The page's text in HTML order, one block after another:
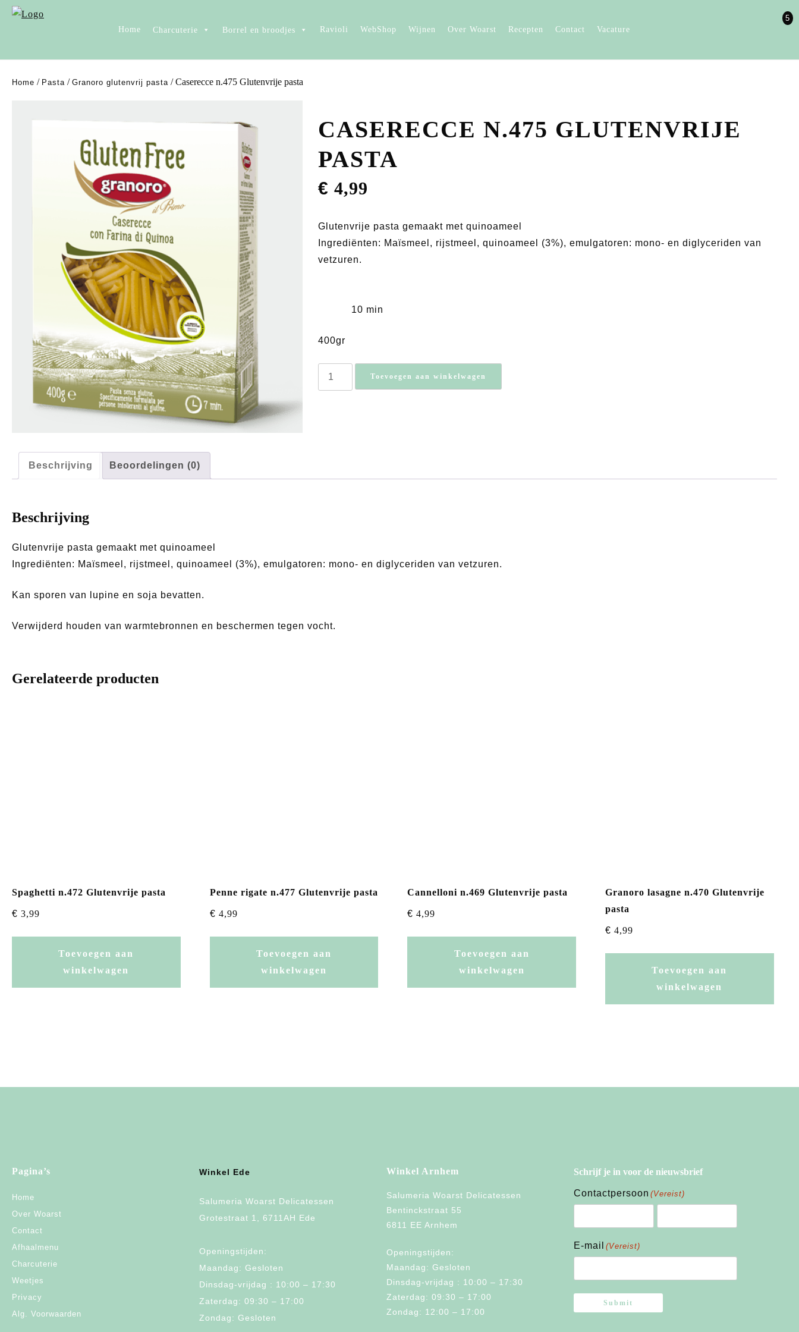
Home Charcuterie Borrel en broodjes Ravioli WebShop Wijnen Over Woarst Recepten Contact Vacature
5
Home / Pasta / Granoro glutenvrij pasta / Caserecce n.475 Glutenvrije pasta
CASERECCE N.475 GLUTENVRIJE
PASTA
€ 4,99
Glutenvrije pasta gemaakt met quinoameel
Ingrediënten: Maïsmeel, rijstmeel, quinoameel (3%), emulgatoren: mono- en diglyceriden van
vetzuren.
10 min
400gr
Toevoegen aan winkelwagen
Beschrijving Beoordelingen (0)
Beschrijving
Glutenvrije pasta gemaakt met quinoameel
Ingrediënten: Maïsmeel, rijstmeel, quinoameel (3%), emulgatoren: mono- en diglyceriden van vetzuren.
Kan sporen van lupine en soja bevatten.
Verwijderd houden van warmtebronnen en beschermen tegen vocht.
Gerelateerde producten
Spaghetti n.472 Glutenvrije pasta
€ 3,99
Toevoegen aan
winkelwagen
Penne rigate n.477 Glutenvrije pasta
€ 4,99
Toevoegen aan
winkelwagen
Cannelloni n.469 Glutenvrije pasta
€ 4,99
Toevoegen aan
winkelwagen
Granoro lasagne n.470 Glutenvrije
pasta
€ 4,99
Toevoegen aan
winkelwagen
Pagina’s
Home
Over Woarst
Contact
Afhaalmenu
Charcuterie
Weetjes
Privacy
Alg. Voorwaarden
Winkel Ede
Salumeria Woarst Delicatessen
Grotestraat 1, 6711AH Ede
Openingstijden:
Maandag: Gesloten
Dinsdag-vrijdag : 10:00 – 17:30
Zaterdag: 09:30 – 17:00
Zondag: Gesloten
Winkel Arnhem
Salumeria Woarst Delicatessen
Bentinckstraat 55
6811 EE Arnhem
Openingstijden:
Maandag: Gesloten
Dinsdag-vrijdag : 10:00 – 17:30
Zaterdag: 09:30 – 17:00
Zondag: 12:00 – 17:00
Schrijf je in voor de nieuwsbrief
Contactpersoon (Vereist)
E-mail (Vereist)
Submit